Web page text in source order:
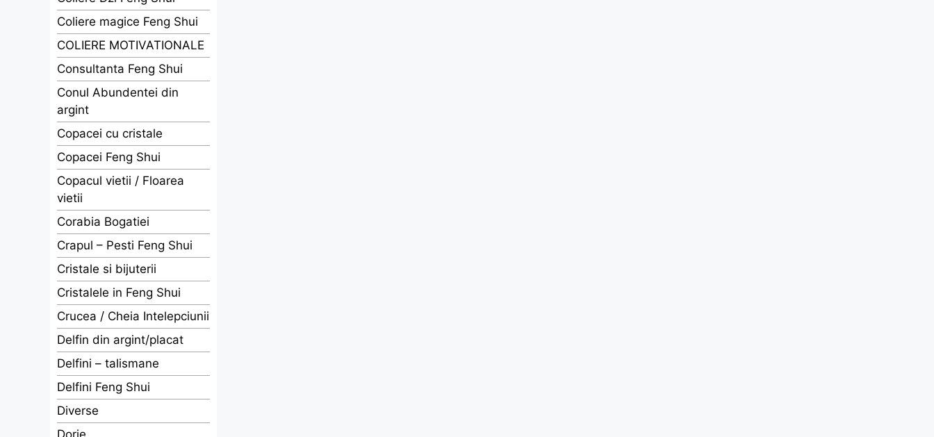
Coliere magice Feng Shui
COLIERE MOTIVATIONALE
Consultanta Feng Shui
Conul Abundentei din
argint
Copacei cu cristale
Copacei Feng Shui
Copacul vietii / Floarea
vietii
Corabia Bogatiei
Crapul – Pesti Feng Shui
Cristale si bijuterii
Cristalele in Feng Shui
Crucea / Cheia Intelepciunii
Delfin din argint/placat
Delfini – talismane
Delfini Feng Shui
Diverse
Dorje